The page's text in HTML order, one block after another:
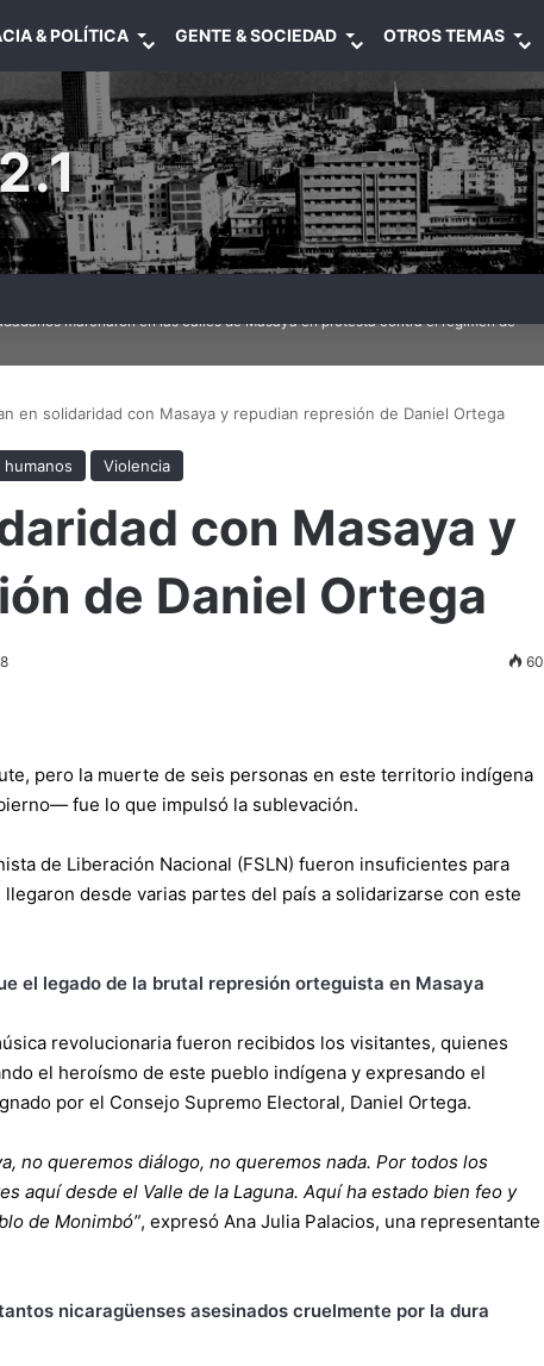
& POLÍTICA GENTE & SOCIEDAD OTROS TEMAS
marcharon en las calles de Masaya en protesta contra el regimen de
en solidaridad con Masaya y repudian represión de Daniel Ortega
Violencia
con Masaya y
de Daniel Ortega
60
pero la muerte de seis personas en este territorio indígena
fue lo que impulsó la sublevación.
de Liberación Nacional (FSLN) fueron insuficientes para
desde varias partes del país a solidarizarse con este
el legado de la brutal represión orteguista en Masaya
revolucionaria fueron recibidos los visitantes, quienes
el heroísmo de este pueblo indígena y expresando el
por el Consejo Supremo Electoral, Daniel Ortega.
no queremos diálogo, no queremos nada. Por todos los
aquí desde el Valle de la Laguna. Aquí ha estado bien feo y
de Monimbó”, expresó Ana Julia Palacios, una representante
nicaragüenses asesinados cruelmente por la dura